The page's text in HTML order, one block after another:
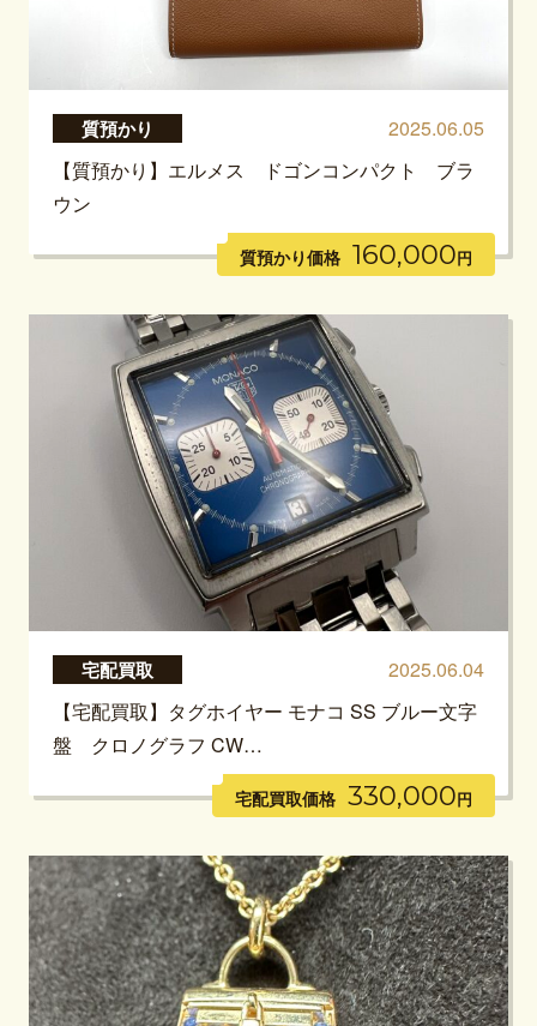
質預かり
2025.06.05
【質預かり】エルメス ドゴンコンパクト ブラ
ウン
質預かり価格 160,000円
宅配買取
2025.06.04
【宅配買取】タグホイヤー モナコ SS ブルー文字
盤 クロノグラフ CW…
宅配買取価格 330,000円